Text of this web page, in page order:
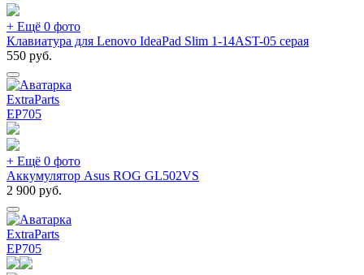
+ Ещё 0 фото
Клавиатура для Lenovo IdeaPad Slim 1-14AST-05 серая
550 руб.
ExtraParts
EP705
+ Ещё 0 фото
Аккумулятор Asus ROG GL502VS
2 900 руб.
ExtraParts
EP705